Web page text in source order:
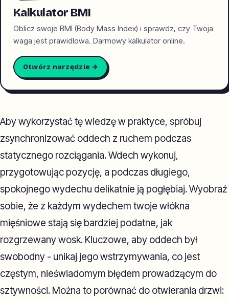
Kalkulator BMI
Oblicz swoje BMI (Body Mass Index) i sprawdz, czy Twoja
waga jest prawidlowa. Darmowy kalkulator online.
Otwórz narzędzie →
Aby wykorzystać tę wiedzę w praktyce, spróbuj
zsynchronizować oddech z ruchem podczas
statycznego rozciągania. Wdech wykonuj,
przygotowując pozycję, a podczas długiego,
spokojnego wydechu delikatnie ją pogłębiaj. Wyobraź
sobie, że z każdym wydechem twoje włókna
mięśniowe stają się bardziej podatne, jak
rozgrzewany wosk. Kluczowe, aby oddech był
swobodny - unikaj jego wstrzymywania, co jest
częstym, nieświadomym błędem prowadzącym do
sztywności. Można to porównać do otwierania drzwi: